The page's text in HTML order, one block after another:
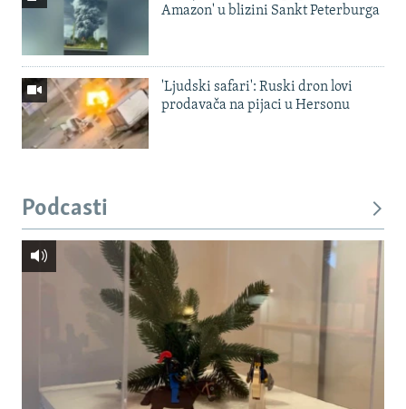
Amazon' u blizini Sankt Peterburga
'Ljudski safari': Ruski dron lovi
prodavača na pijaci u Hersonu
Podcasti